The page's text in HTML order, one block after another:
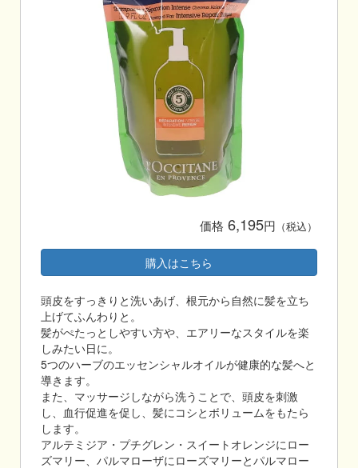
価格 6,195円 （税込）
購入はこちら
頭皮をすっきりと洗いあげ、根元から自然に髪を立ち
上げてふんわりと。
髪がぺたっとしやすい方や、エアリーなスタイルを楽
しみたい日に。
5つのハーブのエッセンシャルオイルが健康的な髪へと
導きます。
また、マッサージしながら洗うことで、頭皮を刺激
し、血行促進を促し、髪にコシとボリュームをもたら
します。
アルテミジア・プチグレン・スイートオレンジにロー
ズマリー、パルマローザにローズマリーとパルマロー